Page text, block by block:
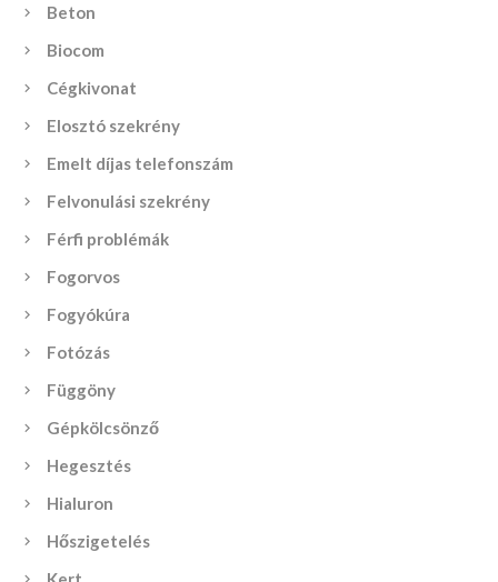
Beton
Biocom
Cégkivonat
Elosztó szekrény
Emelt díjas telefonszám
Felvonulási szekrény
Férfi problémák
Fogorvos
Fogyókúra
Fotózás
Függöny
Gépkölcsönző
Hegesztés
Hialuron
Hőszigetelés